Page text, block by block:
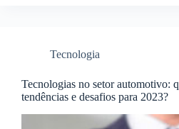
Tecnologia
Tecnologias no setor automotivo:
tendências e desafios para 2023?